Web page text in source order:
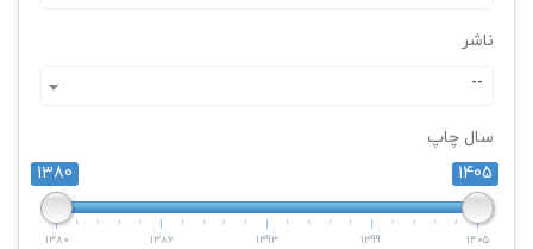
ناشر
--
سال چاپ
1380
1405
1380 1386 1393 1399 1405